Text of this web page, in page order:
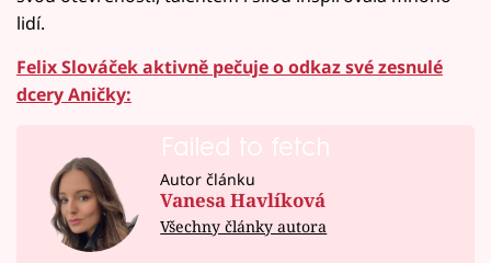
lidí.
Felix Slováček aktivně pečuje o odkaz své zesnulé
dcery Aničky:
Failed to fetch
Autor článku
Vanesa Havlíková
Všechny články autora